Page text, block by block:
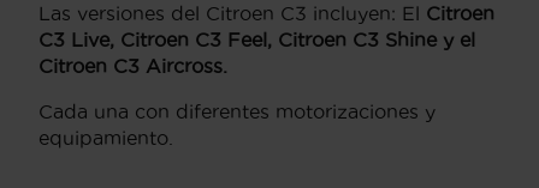
Las versiones del Citroen C3 incluyen: El Citroen
C3 Live, Citroen C3 Feel, Citroen C3 Shine y el
Citroen C3 Aircross.
Cada una con diferentes motorizaciones y
equipamiento.